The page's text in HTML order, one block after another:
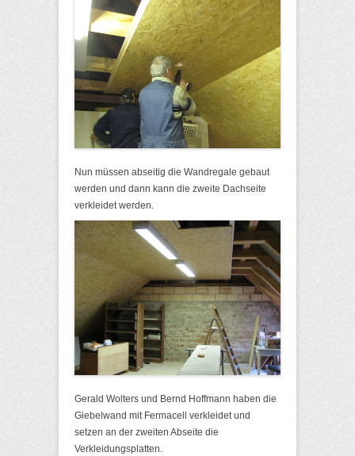
Nun müssen abseitig die Wandregale gebaut
werden und dann kann die zweite Dachseite
verkleidet werden.
Gerald Wolters und Bernd Hoffmann haben die
Giebelwand mit Fermacell verkleidet und
setzen an der zweiten Abseite die
Verkleidungsplatten.